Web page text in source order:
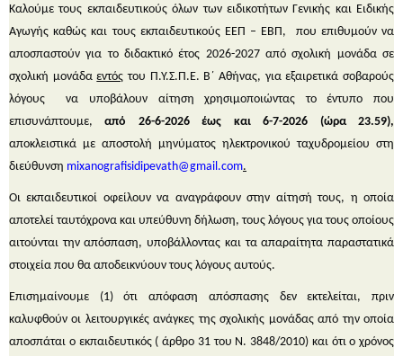
Καλούμε τους εκπαιδευτικούς όλων των ειδικοτήτων Γενικής και Ειδικής
Αγωγής καθώς και τους εκπαιδευτικούς ΕΕΠ – ΕΒΠ, που επιθυμούν να
αποσπαστούν για το διδακτικό έτος 2026-2027από σχολική μονάδα σε
σχολική μονάδαεντός του Π.Υ.Σ.Π.Ε. Β΄ Αθήνας, για εξαιρετικά σοβαρούς
λόγουςνα υποβάλουν αίτηση χρησιμοποιώντας το έντυπο που
επισυνάπτουμε,από 26-6-2026 έως και 6-7-2026 (ώρα 23.59),
αποκλειστικά με αποστολή μηνύματος ηλεκτρονικού ταχυδρομείου στη
διεύθυνση mixanografisidipevath@gmail .com.
Οι εκπαιδευτικοί οφείλουν να αναγράφουν στην αίτησή τους, η οποία
αποτελεί ταυτόχρονα και υπεύθυνη δήλωση, τους λόγους για τους οποίους
αιτούνται την απόσπαση, υποβάλλοντας και τα απαραίτητα παραστατικά
στοιχεία που θα αποδεικνύουν τους λόγους αυτούς.
Επισημαίνουμε (1)ότι απόφαση απόσπασης δεν εκτελείται, πριν
καλυφθούν οι λειτουργικές ανάγκες της σχολικής μονάδας από την οποία
αποσπάται ο εκπαιδευτικός ( άρθρο 31 του Ν. 3848/2010) και ότι ο χρόνος